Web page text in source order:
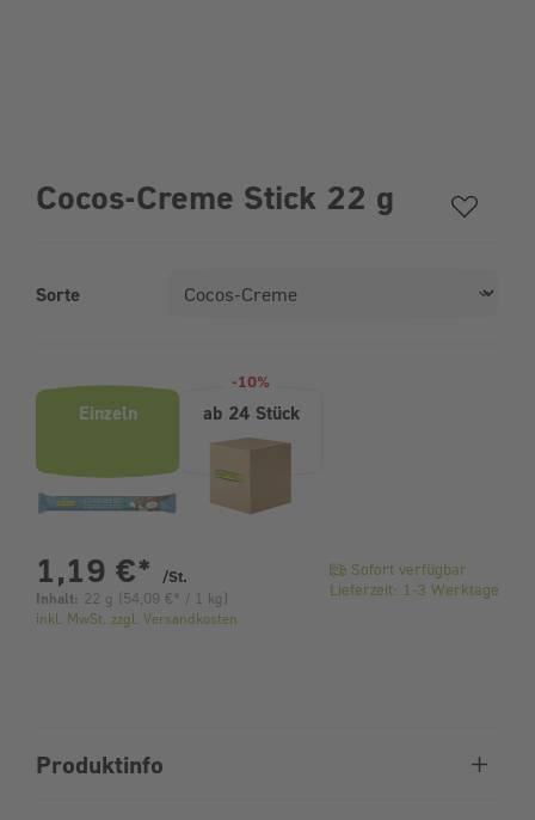
Cocos-Creme Stick 22 g
Sorte
Einzeln
-10%
ab 24 Stück
1,19 €* /St.
Inhalt: 22 g ( 54,09 € * / 1 kg)
inkl. MwSt. zzgl. Versandkosten
Sofort verfügbar
Lieferzeit: 1-3 Werktage
Produktinfo